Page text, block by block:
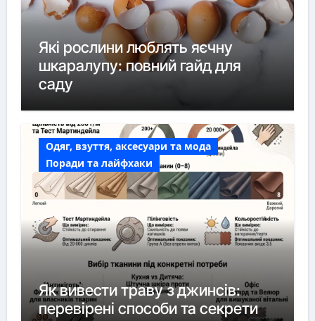
Які рослини люблять яєчну
шкаралупу: повний гайд для
саду
Одяг, взуття, аксесуари та мода
Поради та лайфхаки
Як вивести траву з джинсів:
перевірені способи та секрети